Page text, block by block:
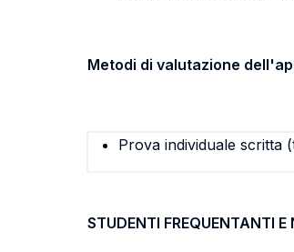
Metodi di valutazione
Prova individuale scritta
STUDENTI FREQUENTANTI E